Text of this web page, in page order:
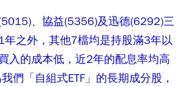
、協益(5356)及迅德(6292)三
年之外，其他7檔均是持股滿3年以
入的成本低，近2年的配息率均高
們「自組式ETF」的長期成分股，